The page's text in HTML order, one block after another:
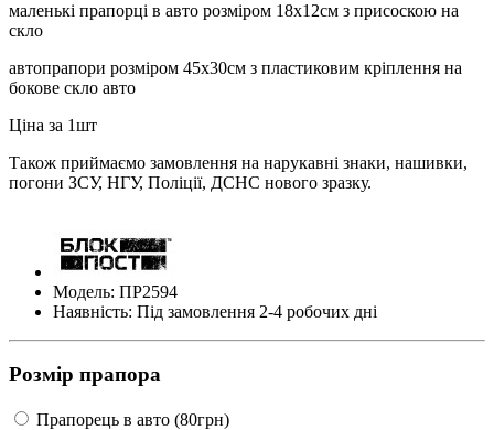
маленькі прапорці в авто розміром 18х12см з присоскою на
скло
автопрапори розміром 45х30см з пластиковим кріплення на
бокове скло авто
Ціна за 1шт
Також приймаємо замовлення на нарукавні знаки, нашивки,
погони ЗСУ, НГУ, Поліції, ДСНС нового зразку.
Модель: ПР2594
Наявність: Під замовлення 2-4 робочих дні
Розмір прапора
Прапорець в авто (80грн)